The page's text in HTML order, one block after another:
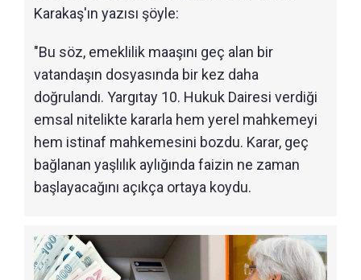
Karakaş'ın yazısı şöyle:
"Bu söz, emeklilik maaşını geç alan bir
vatandaşın dosyasında bir kez daha
doğrulandı. Yargıtay 10. Hukuk Dairesi verdiği
emsal nitelikte kararla hem yerel mahkemeyi
hem istinaf mahkemesini bozdu. Karar, geç
bağlanan yaşlılık aylığında faizin ne zaman
başlayacağını açıkça ortaya koydu.